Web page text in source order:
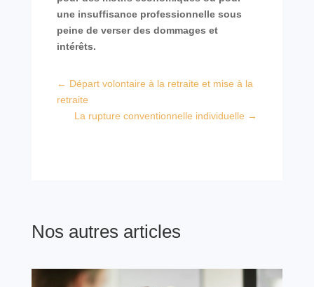
une insuffisance professionnelle sous
peine de verser des dommages et
intérêts.
← Départ volontaire à la retraite et mise à la
retraite
La rupture conventionnelle individuelle →
Nos autres articles